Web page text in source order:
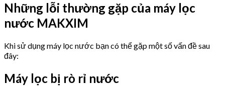
Những lỗi thường gặp của máy lọc
nước MAKXIM
Khi sử dụng máy lọc nước bạn có thể gặp một số vấn đề sau
đây:
Máy lọc bị rò rỉ nước